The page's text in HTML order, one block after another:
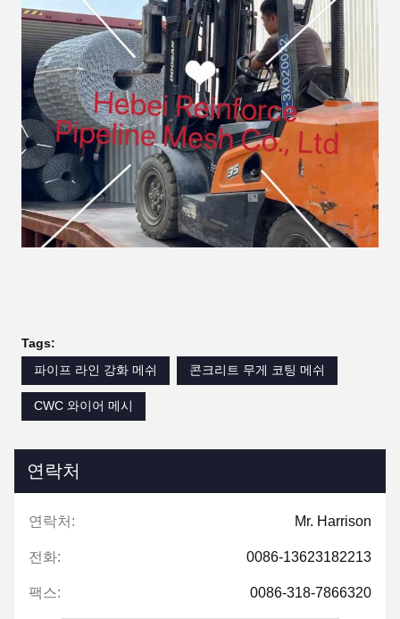
Tags:
파이프 라인 강화 메쉬
콘크리트 무게 코팅 메쉬
CWC 와이어 메시
연락처
연락처: Mr. Harrison
전화: 0086-13623182213
팩스: 0086-318-7866320